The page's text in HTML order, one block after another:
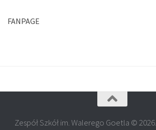
FANPAGE
Zespół Szkół im. Walerego Goetla ©